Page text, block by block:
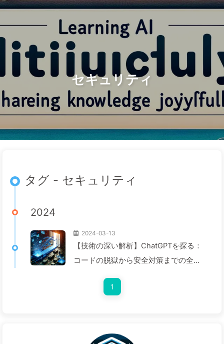
検索 ホーム アーカイブ タグ
カテゴリー リンク アバウト 🇯🇵 日本語
セキュリティ
タグ - セキュリティ
2024
2024-03-13
【技術の深い解析】ChatGPTを探る：
コードの脱獄から安全対策までの全過
1